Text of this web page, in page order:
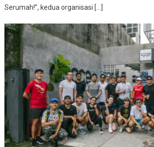
Serumah!”, kedua organisasi […]